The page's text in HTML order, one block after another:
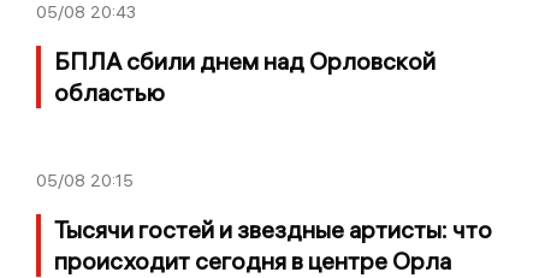
05/08 20:43
БПЛА сбили днем над Орловской
областью
05/08 20:15
Тысячи гостей и звездные артисты: что
происходит сегодня в центре Орла